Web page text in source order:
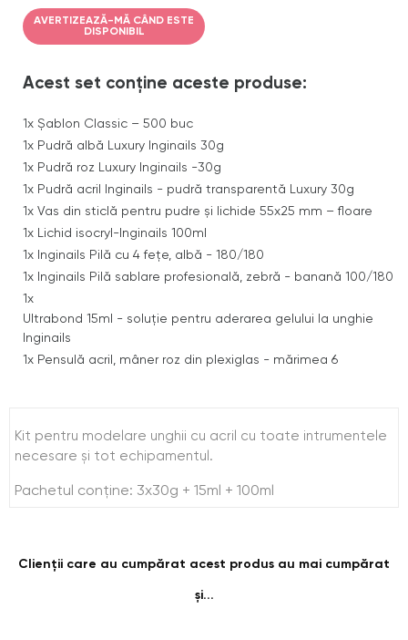
AVERTIZEAZĂ-MĂ CÂND ESTE
DISPONIBIL
Acest set conține aceste produse:
1x Șablon Classic – 500 buc
1x Pudră albă Luxury Inginails 30g
1x Pudră roz Luxury Inginails -30g
1x Pudră acril Inginails - pudră transparentă Luxury 30g
1x Vas din sticlă pentru pudre și lichide 55x25 mm – floare
1x Lichid isocryl-Inginails 100ml
1x Inginails Pilă cu 4 fețe, albă - 180/180
1x Inginails Pilă sablare profesională, zebră - banană 100/180
1x
Ultrabond 15ml - soluție pentru aderarea gelului la unghie
Inginails
1x Pensulă acril, mâner roz din plexiglas - mărimea 6
Kit pentru modelare unghii cu acril cu toate intrumentele
necesare și tot echipamentul.
Pachetul conține: 3x30g + 15ml + 100ml
Clienții care au cumpărat acest produs au mai cumpărat
și...